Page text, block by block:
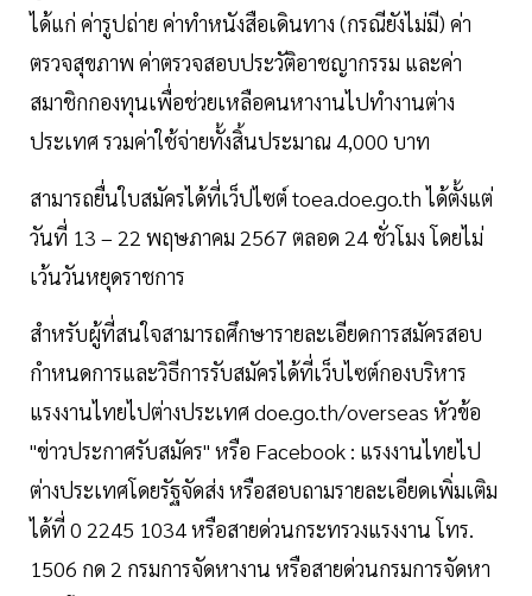
ได้แก่ ค่ารูปถ่าย ค่าทำหนังสือเดินทาง (กรณียังไม่มี) ค่า
ตรวจสุขภาพ ค่าตรวจสอบประวัติอาชญากรรม และค่า
สมาชิกกองทุนเพื่อช่วยเหลือคนหางานไปทำงานต่าง
ประเทศ รวมค่าใช้จ่ายทั้งสิ้นประมาณ 4,000 บาท
สามารถยื่นใบสมัครได้ที่เว็ปไซต์ toea.doe.go.th ได้ตั้งแต่
วันที่ 13 – 22 พฤษภาคม 2567 ตลอด 24 ชั่วโมง โดยไม่
เว้นวันหยุดราชการ
สำหรับผู้ที่สนใจสามารถศึกษารายละเอียดการสมัครสอบ
กำหนดการและวิธีการรับสมัครได้ที่เว็บไซต์กองบริหาร
แรงงานไทยไปต่างประเทศ doe.go.th/overseas หัวข้อ
"ข่าวประกาศรับสมัคร" หรือ Facebook : แรงงานไทยไป
ต่างประเทศโดยรัฐจัดส่ง หรือสอบถามรายละเอียดเพิ่มเติม
ได้ที่ 0 2245 1034 หรือสายด่วนกระทรวงแรงงาน โทร.
1506 กด 2 กรมการจัดหางาน หรือสายด่วนกรมการจัดหา